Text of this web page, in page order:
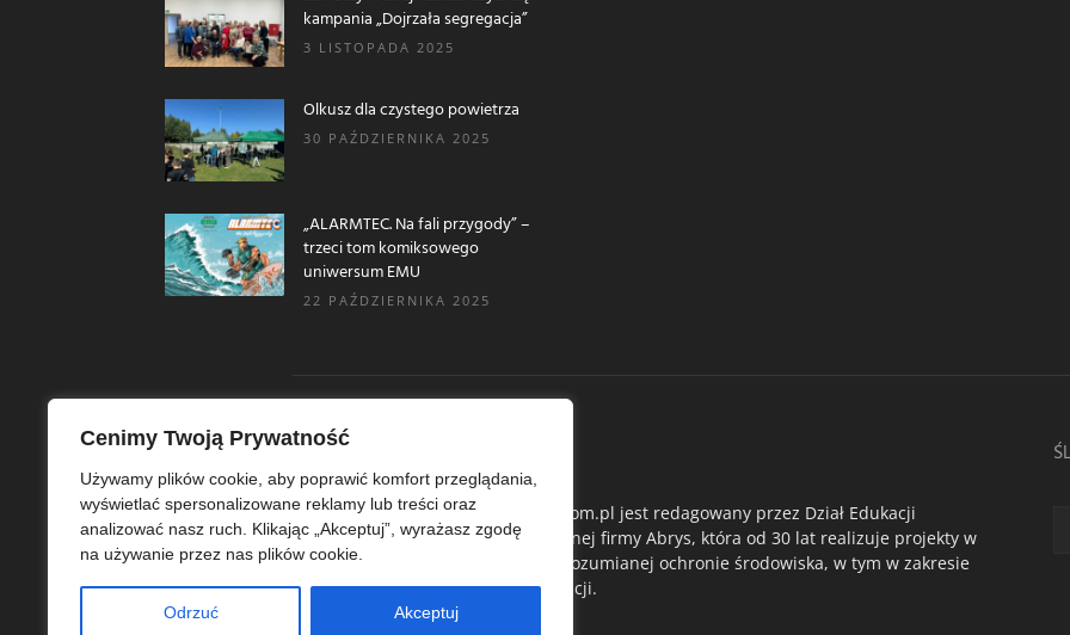
Cenimy Twoją Prywatność
Używamy plików cookie, aby poprawić komfort przeglądania,
wyświetlać spersonalizowane reklamy lub treści oraz
analizować nasz ruch. Klikając „Akceptuj”, wyrażasz zgodę
na używanie przez nas plików cookie.
Odrzuć Akceptuj
kampania „Dojrzała segregacja”
3 LISTOPADA 2025
Olkusz dla czystego powietrza
30 PAŹDZIERNIKA 2025
„ALARMTEC. Na fali przygody” –
trzeci tom komiksowego
uniwersum EMU
22 PAŹDZIERNIKA 2025
Ekoedu.com.pl jest redagowany przez Dział Edukacji
Ekologicznej firmy Abrys, która od 30 lat realizuje projekty w
szeroko rozumianej ochronie środowiska, w tym w zakresie
ekoedukacji.